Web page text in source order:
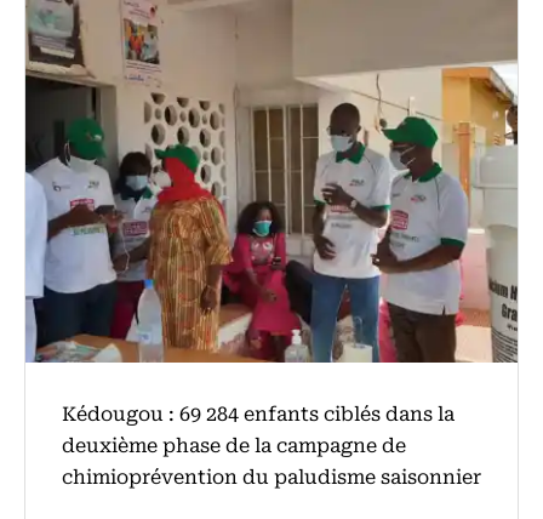
Kédougou : 69 284 enfants ciblés dans la
deuxième phase de la campagne de
chimioprévention du paludisme saisonnier